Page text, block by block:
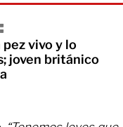
pez vivo y lo
joven británico